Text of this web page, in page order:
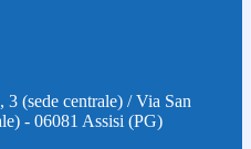
(sede centrale) / Via San
- 06081 Assisi (PG)